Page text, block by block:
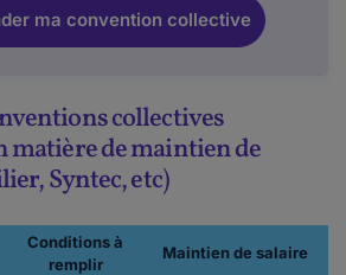
ma convention collective
collectives
matière de maintien de
Syntec, etc)
Conditions à
remplir
Maintien de salaire